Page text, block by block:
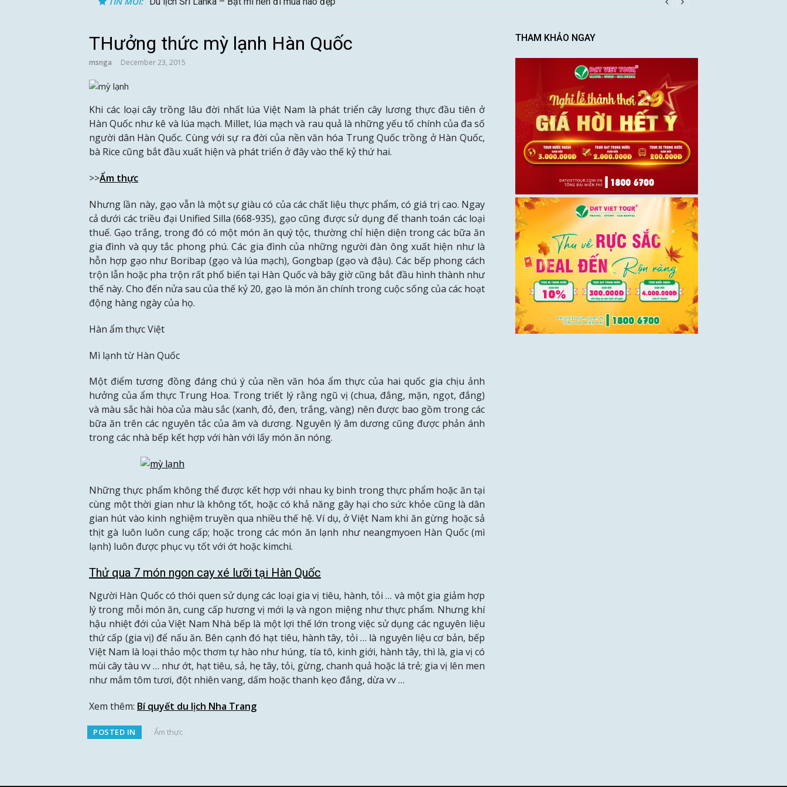
THưởng thức mỳ lạnh Hàn Quốc
msnga December 23, 2015
Khi các loại cây trồng lâu đời nhất lúa Việt Nam là phát triển cây lương thực đầu tiên ở
Hàn Quốc như kê và lúa mạch. Millet, lúa mạch và rau quả là những yếu tố chính của đa số
người dân Hàn Quốc. Cùng với sự ra đời của nền văn hóa Trung Quốc trồng ở Hàn Quốc,
bà Rice cũng bắt đầu xuất hiện và phát triển ở đây vào thế kỷ thứ hai.
>>Ẩm thực
Nhưng lần này, gạo vẫn là một sự giàu có của các chất liệu thực phẩm, có giá trị cao. Ngay
cả dưới các triều đại Unified Silla (668-935), gạo cũng được sử dụng để thanh toán các loại
thuế. Gạo trắng, trong đó có một món ăn quý tộc, thường chỉ hiện diện trong các bữa ăn
gia đình và quy tắc phong phú. Các gia đình của những người đàn ông xuất hiện như là
hỗn hợp gạo như Boribap (gạo và lúa mạch), Gongbap (gạo và đậu). Các bếp phong cách
trộn lẫn hoặc pha trộn rất phổ biến tại Hàn Quốc và bây giờ cũng bắt đầu hình thành như
thế này. Cho đến nửa sau của thế kỷ 20, gạo là món ăn chính trong cuộc sống của các hoạt
động hàng ngày của họ.
Hàn ẩm thực Việt
Mì lạnh từ Hàn Quốc
Một điểm tương đồng đáng chú ý của nền văn hóa ẩm thực của hai quốc gia chịu ảnh
hưởng của ẩm thực Trung Hoa. Trong triết lý rằng ngũ vị (chua, đắng, mặn, ngọt, đắng)
và màu sắc hài hòa của màu sắc (xanh, đỏ, đen, trắng, vàng) nên được bao gồm trong các
bữa ăn trên các nguyên tắc của âm và dương. Nguyên lý âm dương cũng được phản ánh
trong các nhà bếp kết hợp với hàn với lấy món ăn nóng.
Những thực phẩm không thể được kết hợp với nhau kỵ binh trong thực phẩm hoặc ăn tại
cùng một thời gian như là không tốt, hoặc có khả năng gây hại cho sức khỏe cũng là dân
gian hút vào kinh nghiệm truyền qua nhiều thế hệ. Ví dụ, ở Việt Nam khi ăn gừng hoặc sả
thịt gà luôn luôn cung cấp; hoặc trong các món ăn lạnh như neangmyoen Hàn Quốc (mì
lạnh) luôn được phục vụ tốt với ớt hoặc kimchi.
Thử qua 7 món ngon cay xé lưỡi tại Hàn Quốc
Người Hàn Quốc có thói quen sử dụng các loại gia vị tiêu, hành, tỏi … và một gia giảm hợp
lý trong mỗi món ăn, cung cấp hương vị mới lạ và ngon miệng như thực phẩm. Nhưng khí
hậu nhiệt đới của Việt Nam Nhà bếp là một lợi thế lớn trong việc sử dụng các nguyên liệu
thứ cấp (gia vị) để nấu ăn. Bên cạnh đó hạt tiêu, hành tây, tỏi … là nguyên liệu cơ bản, bếp
Việt Nam là loại thảo mộc thơm tự hào như húng, tía tô, kinh giới, hành tây, thì là, gia vị có
mùi cây tàu vv … như ớt, hạt tiêu, sả, hẹ tây, tỏi, gừng, chanh quả hoặc lá trẻ; gia vị lên men
như mắm tôm tươi, đột nhiên vang, dấm hoặc thanh kẹo đắng, dừa vv …
Xem thêm: Bí quyết du lịch Nha Trang
POSTED IN Ẩm thực
THAM KHẢO NGAY